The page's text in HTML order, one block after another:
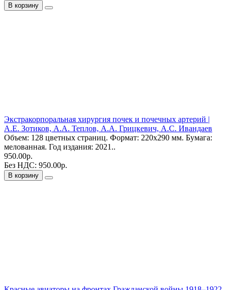
В корзину
Экстракорпоральная хирургия почек и почечных артерий |
А.Е. Зотиков, А.А. Теплов, А.А. Грицкевич, А.С. Ивандаев
Объем: 128 цветных страниц. Формат: 220х290 мм. Бумага:
мелованная. Год издания: 2021..
950.00р.
Без НДС: 950.00р.
В корзину